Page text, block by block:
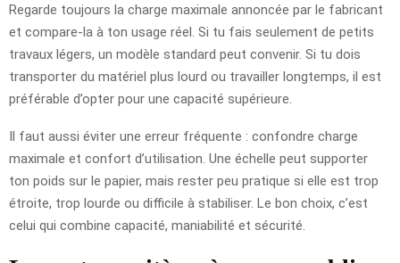
Regarde toujours la charge maximale annoncée par le fabricant
et compare-la à ton usage réel. Si tu fais seulement de petits
travaux légers, un modèle standard peut convenir. Si tu dois
transporter du matériel plus lourd ou travailler longtemps, il est
préférable d’opter pour une capacité supérieure.
Il faut aussi éviter une erreur fréquente : confondre charge
maximale et confort d’utilisation. Une échelle peut supporter
ton poids sur le papier, mais rester peu pratique si elle est trop
étroite, trop lourde ou difficile à stabiliser. Le bon choix, c’est
celui qui combine capacité, maniabilité et sécurité.